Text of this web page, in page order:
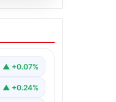
aylık
▲ +0.07%
▲ +0.24%